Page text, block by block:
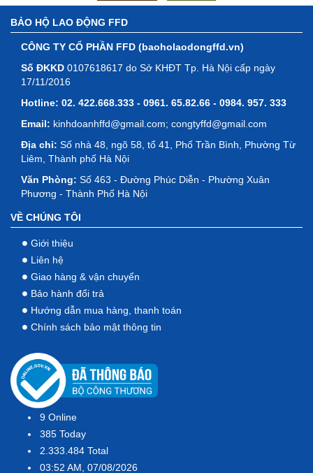
BẢO HỘ LAO ĐỘNG FFD
CÔNG TY CỔ PHẦN FFD (baoholaodongffd.vn)
Số ĐKKD 0107618617 do Sở KHĐT Tp. Hà Nội cấp ngày
17/11/2016
Hotline: 02. 422.668.333 - 0961. 65.82.66 - 0984. 957. 333
Email: kinhdoanhffd@gmail.com; congtyffd@gmail.com
Địa chỉ: Số nhà 48, ngõ 58, tổ 41, Phố Trần Bình, Phường Từ
Liêm, Thành phố Hà Nội
Văn Phòng: Số 463 - Đường Phúc Diễn - Phường Xuân
Phương - Thành Phố Hà Nội
VỀ CHÚNG TÔI
Giới thiệu
Liên hệ
Giao hàng & vận chuyển
Bảo hành đổi trả
Hướng dẫn mua hàng, thanh toán
Chính sách bảo mật thông tin
9 Online
385 Today
2.333.484 Total
03:52 AM, 07/08/2026